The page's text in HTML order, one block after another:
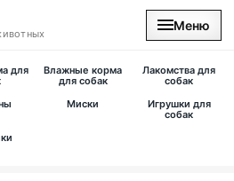
Меню
для
Влажные корма
для собак
Лакомства для
собак
Миски
Игрушки для
собак